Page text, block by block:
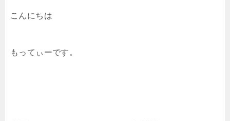
こんにちは
もってぃーです。